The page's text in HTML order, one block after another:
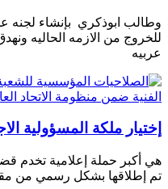
وطالب ابوذكري بإنشاء لجنه
للخروج من الازمه الحاليه
عربيه
إختيار ملكة المسؤولية
تم إطلاقها بشكل رسمي من